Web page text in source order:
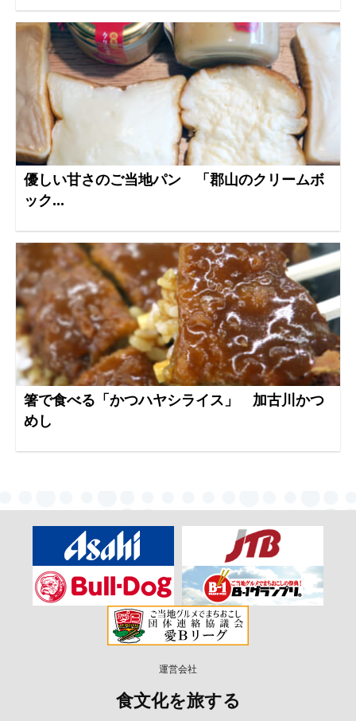
優しい甘さのご当地パン 「郡山のクリームボ
ック...
箸で食べる「かつハヤシライス」 加古川かつ
めし
運営会社
食文化を旅する